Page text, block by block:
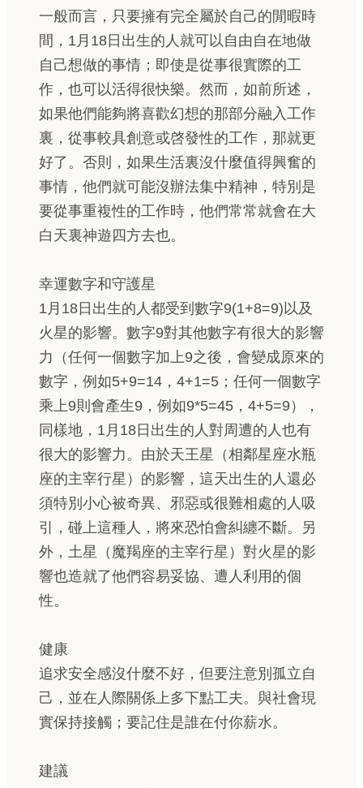
一般而言，只要擁有完全屬於自己的閒暇時
間，1月18日出生的人就可以自由自在地做
自己想做的事情；即使是從事很實際的工
作，也可以活得很快樂。然而，如前所述，
如果他們能夠將喜歡幻想的那部分融入工作
裏，從事較具創意或啓發性的工作，那就更
好了。否則，如果生活裏沒什麼值得興奮的
事情，他們就可能沒辦法集中精神，特別是
要從事重複性的工作時，他們常常就會在大
白天裏神遊四方去也。
幸運數字和守護星
1月18日出生的人都受到數字9(1+8=9)以及
火星的影響。數字9對其他數字有很大的影響
力（任何一個數字加上9之後，會變成原來的
數字，例如5+9=14，4+1=5；任何一個數字
乘上9則會產生9，例如9*5=45，4+5=9），
同樣地，1月18日出生的人對周遭的人也有
很大的影響力。由於天王星（相鄰星座水瓶
座的主宰行星）的影響，這天出生的人還必
須特別小心被奇異、邪惡或很難相處的人吸
引，碰上這種人，將來恐怕會糾纏不斷。另
外，土星（魔羯座的主宰行星）對火星的影
響也造就了他們容易妥協、遭人利用的個
性。
健康
追求安全感沒什麼不好，但要注意別孤立自
己，並在人際關係上多下點工夫。與社會現
實保持接觸；要記住是誰在付你薪水。
建議